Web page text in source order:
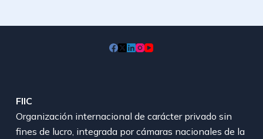
FIIC
Organización internacional de carácter privado sin
fines de lucro, integrada por cámaras nacionales de la